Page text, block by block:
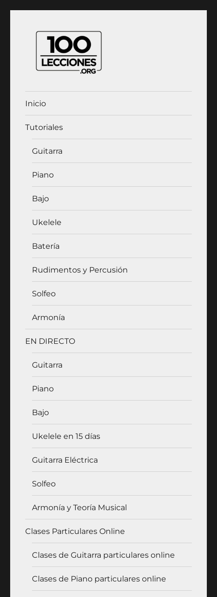
100Lecciones.Org
Inicio
Tutoriales
Guitarra
Piano
Bajo
Ukelele
Batería
Rudimentos y Percusión
Solfeo
Armonía
EN DIRECTO
Guitarra
Piano
Bajo
Ukelele en 15 días
Guitarra Eléctrica
Solfeo
Armonía y Teoría Musical
Clases Particulares Online
Clases de Guitarra particulares online
Clases de Piano particulares online